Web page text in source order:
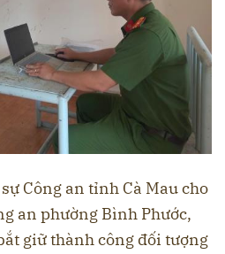
Công an tỉnh Cà Mau cho
an phường Bình Phước,
giữ thành công đối tượng